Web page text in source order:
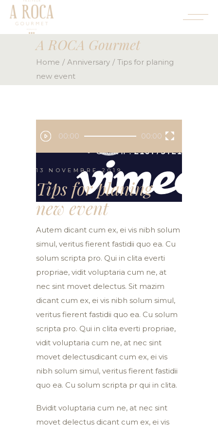
A ROCA Gourmet
Home Anniversary
Tips for planing
new event
vidéo
00:00 00:00
13 NOVEMBRE 2019
Tips for planing
new event
Autem dicant cum ex, ei vis nibh solum
simul, veritus fierent fastidii quo ea. Cu
solum scripta pro. Qui in clita everti
propriae, vidit voluptaria cum ne, at
nec sint movet delectus. Sit mazim
dicant cum ex, ei vis nibh solum simul,
veritus fierent fastidii quo ea. Cu solum
scripta pro. Qui in clita everti propriae,
vidit voluptaria cum ne, at nec sint
movet delectusdicant cum ex, ei vis
nibh solum simul, veritus fierent fastidii
quo ea. Cu solum scripta pr qui in clita.
Bvidit voluptaria cum ne, at nec sint
movet delectus dicant cum ex, ei vis